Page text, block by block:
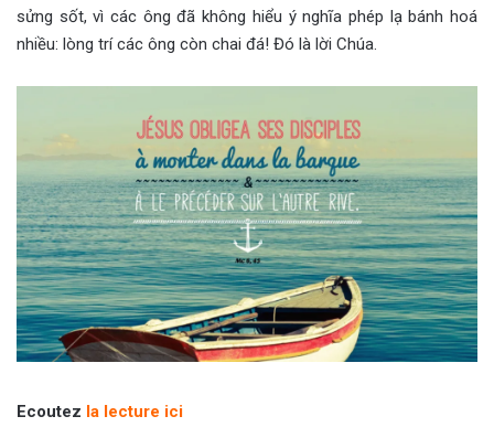
sửng sốt, vì các ông đã không hiểu ý nghĩa phép lạ bánh hoá
nhiều: lòng trí các ông còn chai đá! Đó là lời Chúa.
Ecoutez la lecture ici